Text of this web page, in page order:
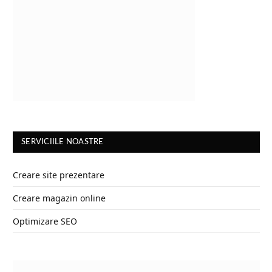
SERVICIILE NOASTRE
Creare site prezentare
Creare magazin online
Optimizare SEO